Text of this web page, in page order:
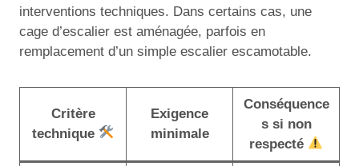
interventions techniques. Dans certains cas, une
cage d’escalier est aménagée, parfois en
remplacement d’un simple escalier escamotable.
Critère
technique
Exigence
minimale
Conséquence
s si non
respecté